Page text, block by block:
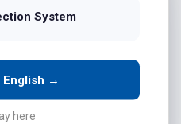
System
English →
here